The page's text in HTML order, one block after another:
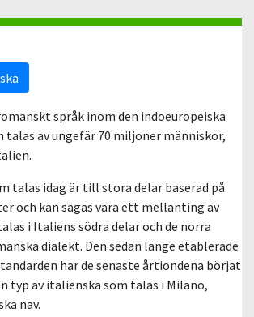
språk inom den indoeuropeiska
talas av ungefär 70 miljoner människor,
talas idag är till stora delar baserad på
och kan sägas vara ett mellanting av
i Italiens södra delar och de norra
dialekt. Den sedan länge etablerade
har de senaste årtiondena börjat
typ av italienska som talas i Milano,
nav.